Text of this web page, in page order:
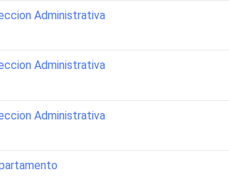
Administrativa
Administrativa
Administrativa